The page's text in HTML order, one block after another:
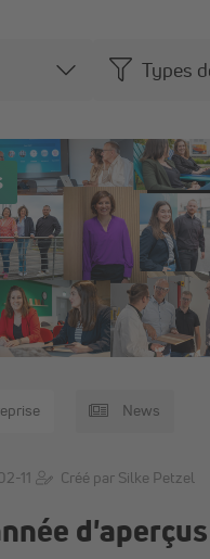
Types
News
11 Créé par Silke Petzel
d'aperçus